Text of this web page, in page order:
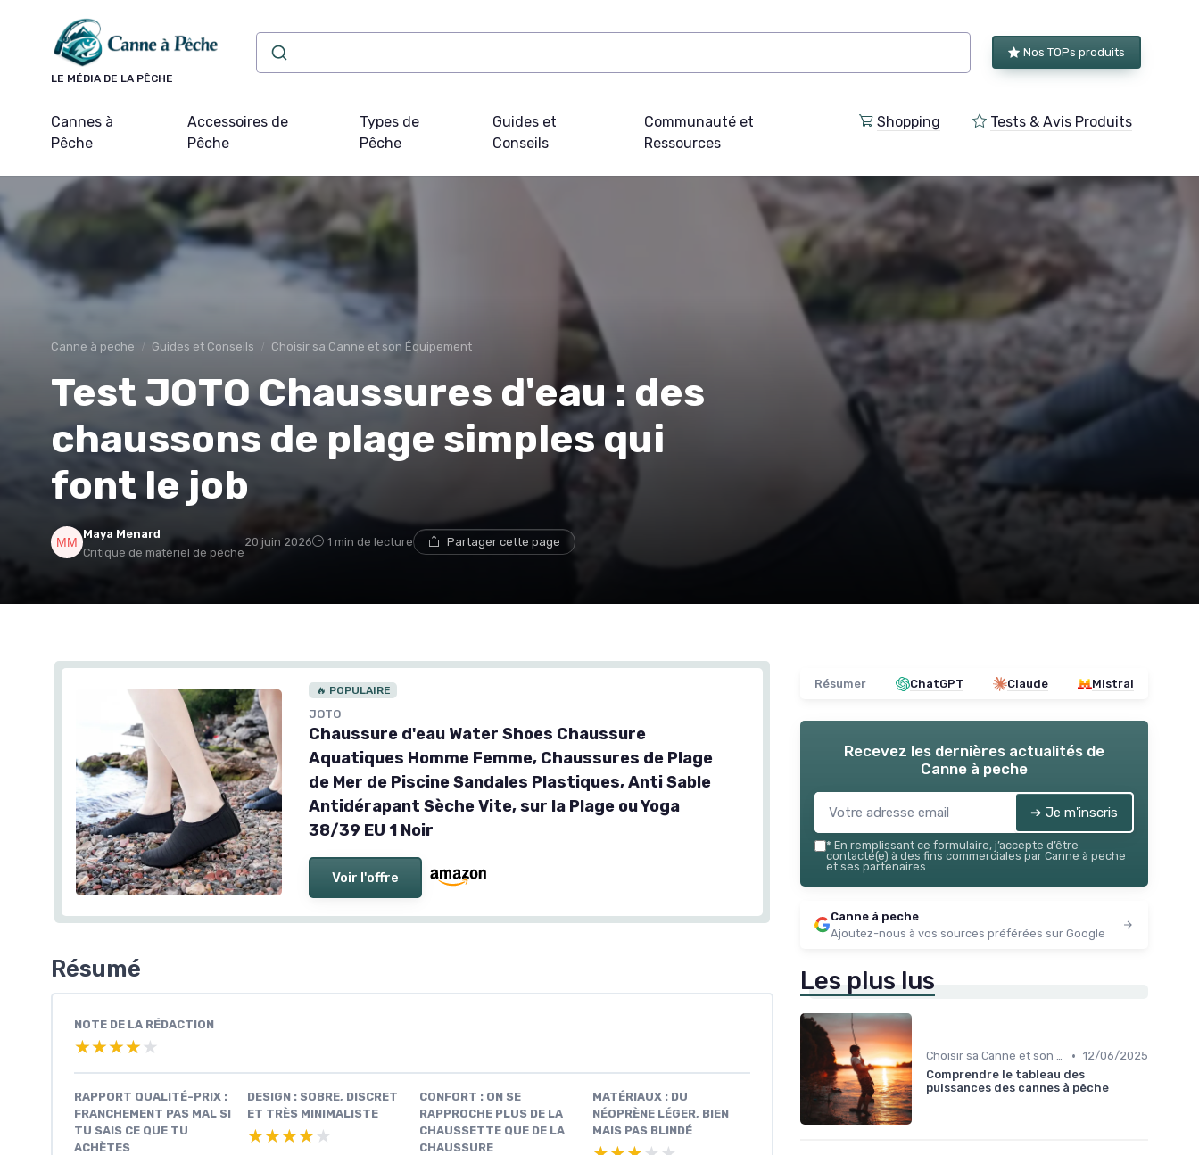
LE MÉDIA DE LA PÊCHE
Nos TOPs produits
Cannes à
Pêche
Accessoires de
Pêche
Types de
Pêche
Guides et
Conseils
Communauté et
Ressources
Shopping Tests & Avis Produits
Canne à peche Guides et Conseils Choisir sa Canne et son Équipement
Test JOTO Chaussures d'eau : des
chaussons de plage simples qui
font le job
Maya Menard
Critique de matériel de pêche
20 juin 2026 1 min de lecture Partager cette page
🔥 POPULAIRE
JOTO
Chaussure d'eau Water Shoes Chaussure
Aquatiques Homme Femme, Chaussures de Plage
de Mer de Piscine Sandales Plastiques, Anti Sable
Antidérapant Sèche Vite, sur la Plage ou Yoga
38/39 EU 1 Noir
Voir l'offre
Résumé
NOTE DE LA RÉDACTION
★★★★★
★★★★★
RAPPORT QUALITÉ-PRIX :
FRANCHEMENT PAS MAL SI
TU SAIS CE QUE TU
ACHÈTES
DESIGN : SOBRE, DISCRET
ET TRÈS MINIMALISTE
★★★★★
★★★★★
CONFORT : ON SE
RAPPROCHE PLUS DE LA
CHAUSSETTE QUE DE LA
CHAUSSURE
MATÉRIAUX : DU
NÉOPRÈNE LÉGER, BIEN
MAIS PAS BLINDÉ
Résumer ChatGPT Claude Mistral
Recevez les dernières actualités de
Canne à peche
➔ Je m'inscris
* En remplissant ce formulaire, j’accepte d’être
contacté(e) à des fins commerciales par Canne à peche
et ses partenaires.
Canne à peche
Ajoutez-nous à vos sources préférées sur Google
Les plus lus
Choisir sa Canne et son Équipement • 12/06/2025
Comprendre le tableau des
puissances des cannes à pêche